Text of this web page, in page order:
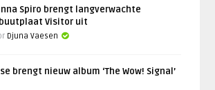
Spiro brengt langverwachte
Visitor uit
Djuna Vaesen
brengt nieuw album ‘The Wow! Signal’